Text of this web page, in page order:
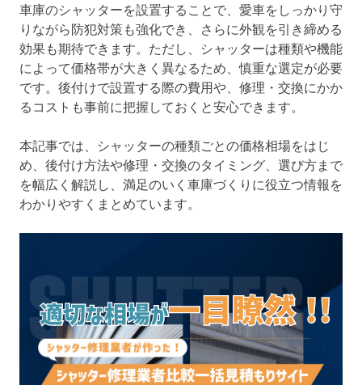
車庫のシャッターを設置することで、愛車をしっかり守
りながら防犯対策も強化でき、さらに外観を引き締める
効果も期待できます。ただし、シャッターは種類や機能
によって価格帯が大きく異なるため、慎重な選定が必要
です。後付けで設置する際の費用や、修理・交換にかか
るコストも事前に把握しておくと安心できます。
本記事では、シャッターの種類ごとの価格相場をはじ
め、後付け方法や修理・交換のタイミング、選び方まで
を幅広く解説し、満足のいく車庫づくりに役立つ情報を
わかりやすくまとめています。